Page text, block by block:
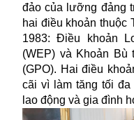
đảo của lưỡng đảng
hai điều khoản thuộc
1983: Điều khoản
(WEP) và Khoản
(GPO). Hai điều
cãi vì làm tăng tối đa
lao động và gia đình